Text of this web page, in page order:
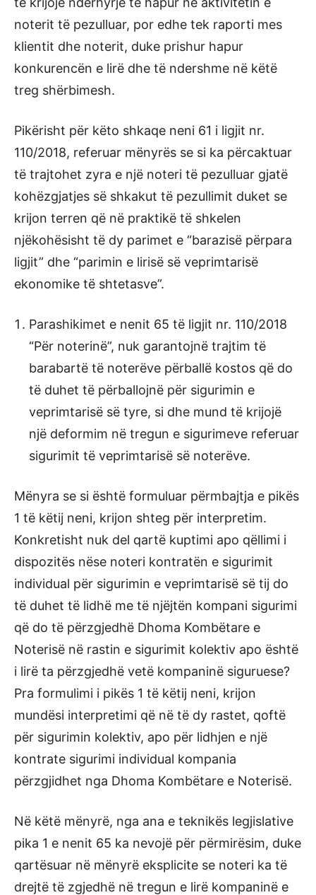
noterit të pezulluar, por edhe tek raporti mes
klientit dhe noterit, duke prishur hapur
konkurencën e lirë dhe të ndershme në këtë
treg shërbimesh.
Pikërisht për këto shkaqe neni 61 i ligjit nr.
110/2018, referuar mënyrës se si ka përcaktuar
të trajtohet zyra e një noteri të pezulluar gjatë
kohëzgjatjes së shkakut të pezullimit duket se
krijon terren që në praktikë të shkelen
njëkohësisht të dy parimet e “barazisë përpara
ligjit” dhe “parimin e lirisë së veprimtarisë
ekonomike të shtetasve”.
Parashikimet e nenit 65 të ligjit nr. 110/2018
“Për noterinë”, nuk garantojnë trajtim të
barabartë të noterëve përballë kostos që do
të duhet të përballojnë për sigurimin e
veprimtarisë së tyre, si dhe mund të krijojë
një deformim në tregun e sigurimeve referuar
sigurimit të veprimtarisë së noterëve.
Mënyra se si është formuluar përmbajtja e pikës
1 të këtij neni, krijon shteg për interpretim.
Konkretisht nuk del qartë kuptimi apo qëllimi i
dispozitës nëse noteri kontratën e sigurimit
individual për sigurimin e veprimtarisë së tij do
të duhet të lidhë me të njëjtën kompani sigurimi
që do të përzgjedhë Dhoma Kombëtare e
Noterisë në rastin e sigurimit kolektiv apo është
i lirë ta përzgjedhë vetë kompaninë siguruese?
Pra formulimi i pikës 1 të këtij neni, krijon
mundësi interpretimi që në të dy rastet, qoftë
për sigurimin kolektiv, apo për lidhjen e një
kontrate sigurimi individual kompania
përzgjidhet nga Dhoma Kombëtare e Noterisë.
Në këtë mënyrë, nga ana e teknikës legjislative
pika 1 e nenit 65 ka nevojë për përmirësim, duke
qartësuar në mënyrë eksplicite se noteri ka të
drejtë të zgjedhë në tregun e lirë kompaninë e